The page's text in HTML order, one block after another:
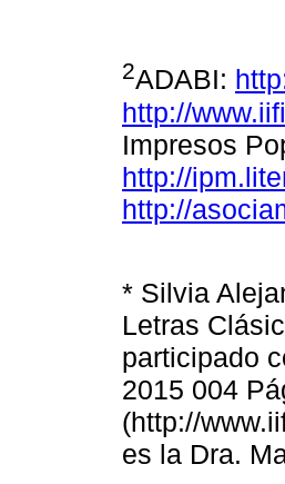
2ADABI:
http://
Impresos
http://
http://
* Silvia
Letras
participado
2015 004
(http://
es la Dra.